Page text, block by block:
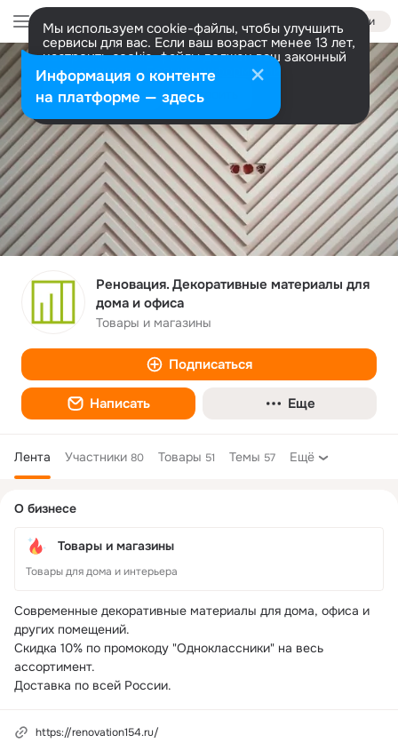
Войти
Мы используем cookie-файлы, чтобы улучшить
сервисы для вас. Если ваш возраст менее 13 лет,
настроить cookie-файлы должен ваш законный
представитель. Больше информации
Разрешить все Настроить
Реновация. Декоративные материалы для
дома и офиса
Товары и магазины
Подписаться
Написать Еще
Лента Участники 80 Товары 51 Темы 57 Ещё
колонка
О бизнесе
Товары и магазины
Товары для дома и интерьера
Современные декоративные материалы для дома, офиса и
других помещений.
Скидка 10% по промокоду "Одноклассники" на весь
ассортимент.
Доставка по всей России.
https://renovation154.ru/
Информация о контенте
на платформе — здесь